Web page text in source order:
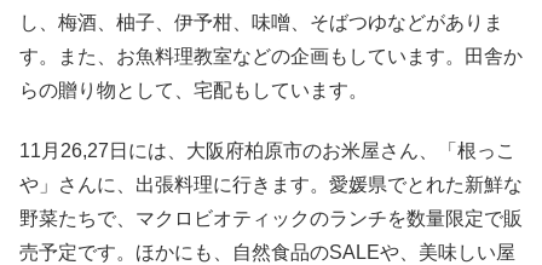
し、梅酒、柚子、伊予柑、味噌、そばつゆなどがありま
す。また、お魚料理教室などの企画もしています。田舎か
らの贈り物として、宅配もしています。
11月26,27日には、大阪府柏原市のお米屋さん、「根っこ
や」さんに、出張料理に行きます。愛媛県でとれた新鮮な
野菜たちで、マクロビオティックのランチを数量限定で販
売予定です。ほかにも、自然食品のSALEや、美味しい屋